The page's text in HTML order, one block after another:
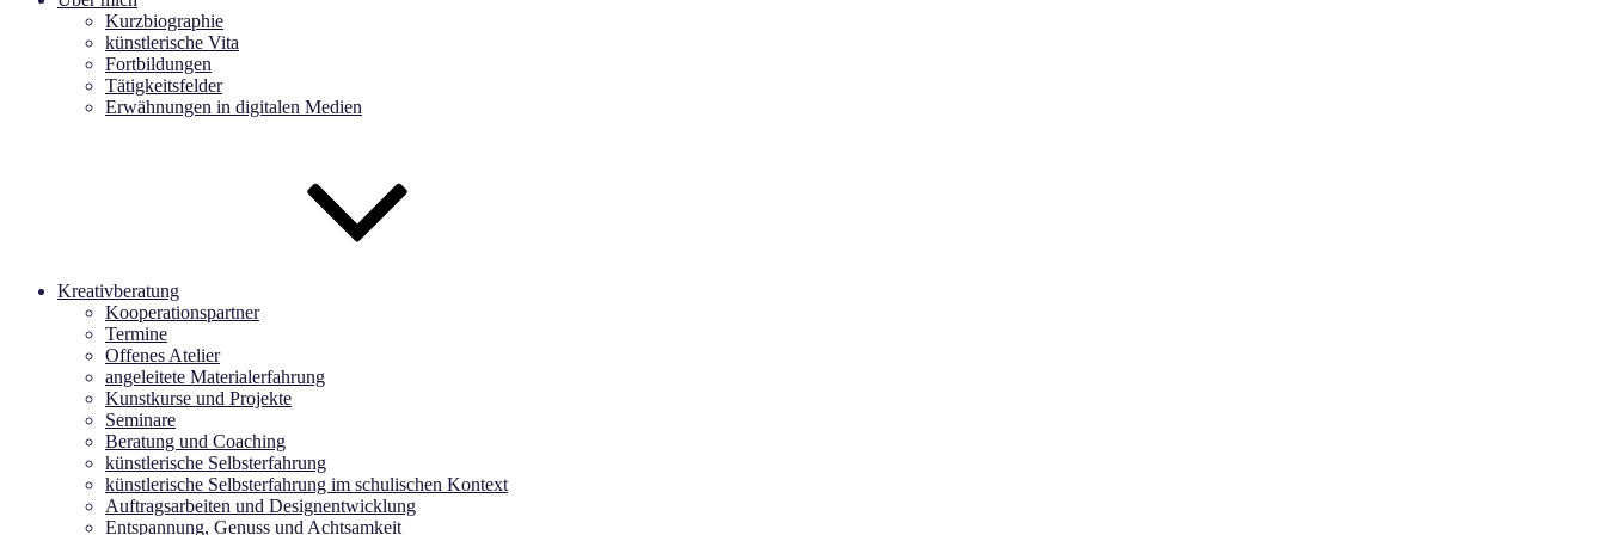
Kurzbiographie
künstlerische Vita
Fortbildungen
Tätigkeitsfelder
Erwähnungen in digitalen Medien
Kreativberatung
Kooperationspartner
Termine
Offenes Atelier
angeleitete Materialerfahrung
Kunstkurse und Projekte
Seminare
Beratung und Coaching
künstlerische Selbsterfahrung
künstlerische Selbsterfahrung im schulischen Kontext
Auftragsarbeiten und Designentwicklung
Entspannung, Genuss und Achtsamkeit